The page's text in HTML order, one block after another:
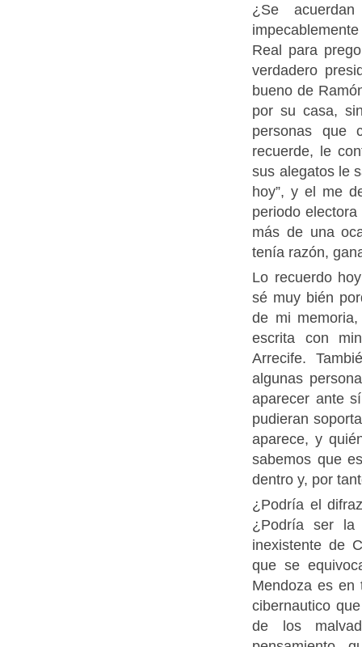
¿Se
Real para
verdadero
bueno de
por su casa,
personas que
recuerde, le
sus alegatos le
hoy”, y el me
periodo electora
más de una
tenía razón,
Lo recuerdo
sé muy bién
de mi
escrita con
Arrecife.
algunas
aparecer ante
pudieran
aparece, y
sabemos que
dentro y, por
¿Podría el
¿Podría ser la
inexistente de
que se
Mendoza es en
cibernautico
de los